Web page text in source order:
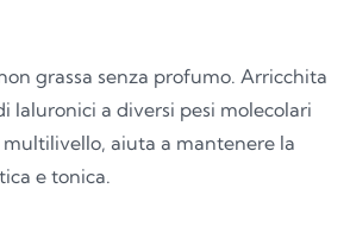
grassa senza profumo. Arricchita
Ialuronici a diversi pesi molecolari
multilivello, aiuta a mantenere la
e tonica.